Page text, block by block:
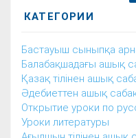
КАТЕГОРИИ
Бастауыш сыныпқа
Балабақшадағы ашық
Қазақ тілінен ашық
Әдебиеттен ашық
Открытие уроки по
Уроки литературы